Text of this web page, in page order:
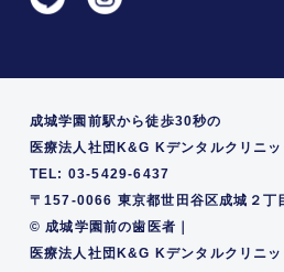
成城学園前駅から徒歩30秒の
医療法人社団K&G Kデンタルクリニ
TEL: 03-5429-6437
〒157-0066 東京都世田谷区成城２丁
©成城学園前の歯医者｜
医療法人社団K&G Kデンタルクリニ